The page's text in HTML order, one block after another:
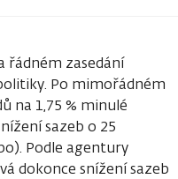
řádném zasedání
Po mimořádném
na 1,75 % minulé
sazeb o 25
Podle agentury
dokonce snížení sazeb